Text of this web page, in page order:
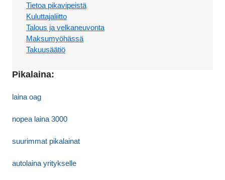
Tietoa pikavipeistä
Kuluttajaliitto
Talous ja velkaneuvonta
Maksumyöhässä
Takuusäätiö
Pikalaina:
laina oag
nopea laina 3000
suurimmat pikalainat
autolaina yritykselle